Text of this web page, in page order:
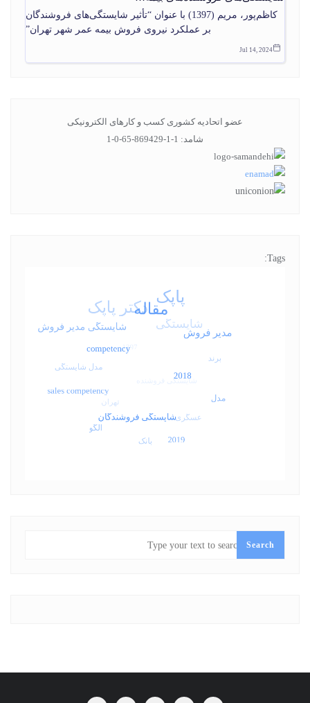
کاظم‌پور، مریم (1397) با عنوان “تأثیر شایستگی‌های فروشندگان
بر عملکرد نیروی فروش بیمه عمر شهر تهران”
Jul 14, 2024
عضو اتحادیه کشوری کسب و کارهای الکترونیکی
شامد: 1-1-869429-65-0-1
Tags:
Search